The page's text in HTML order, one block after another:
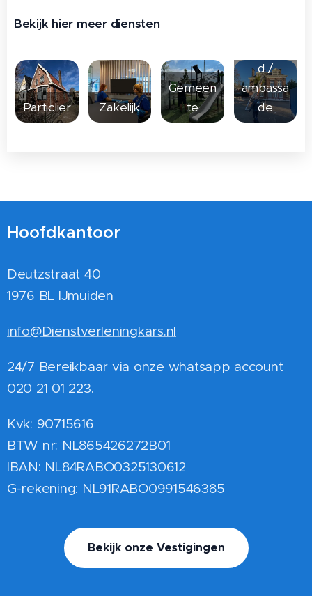
Bekijk hier meer diensten
Particlier Zakelijk
Gemeen
te
d /
ambassa
de
Hoofdkantoor
Deutzstraat 40
1976 BL IJmuiden
info@Dienstverleningkars.nl
24/7 Bereikbaar via onze whatsapp account
020 21 01 223.
Kvk: 90715616
BTW nr: NL865426272B01
IBAN: NL84RABO0325130612
G-rekening: NL91RABO0991546385
Bekijk onze Vestigingen